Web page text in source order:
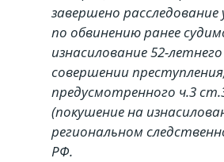
завершено расследование
по обвинению ранее
изнасилование 52-
совершении
предусмотренного ч.3
(покушение на
региональном
РФ.